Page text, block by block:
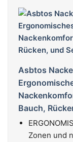
Asbtos
Bauch,
Zonen und